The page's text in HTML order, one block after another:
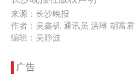
来源：长沙晚报
作者：吴鑫矾 通讯员 洪琳 胡富君
编辑：吴静波
广告